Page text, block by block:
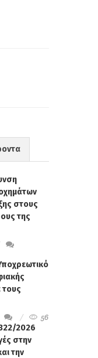
στους
της
τους
56
2026
στην
την